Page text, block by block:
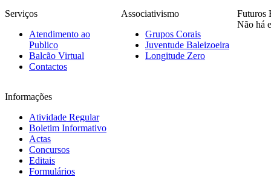
Serviços
Atendimento ao
Publico
Balcão Virtual
Contactos
Associativismo
Grupos Corais
Juventude Baleizoeira
Longitude Zero
Futuros
Não há
Informações
Atividade Regular
Boletim Informativo
Actas
Concursos
Editais
Formulários